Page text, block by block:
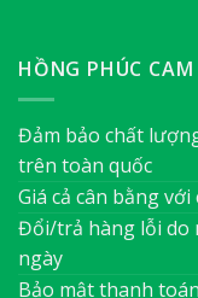
HỒNG PHÚC CAM
Đảm bảo chất
trên toàn quốc
Giá cả cân bằng
Đổi/trả hàng lỗi do
ngày
Bảo mật thanh